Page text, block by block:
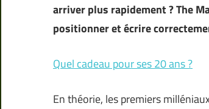
arriver plus rapidement ? The
positionner et écrire
Quel cadeau pour ses 20 ans ?
En théorie, les premiers